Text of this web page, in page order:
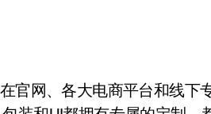
官网、各大电商平台和线下